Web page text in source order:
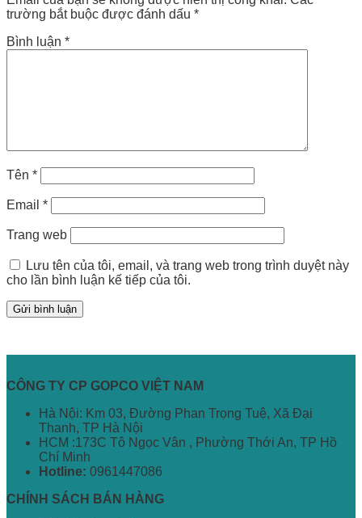
trường bắt buộc được đánh dấu *
Bình luận *
Tên *
Email *
Trang web
Lưu tên của tôi, email, và trang web trong trình duyệt này
cho lần bình luận kế tiếp của tôi.
CÔNG TY CP GOPCO VIỆT NAM
Hà Nội: Km 03, Đường Phan Trọng Tuệ, Xã Đại
Thanh, TP Hà Nội
HCM :173C Tô Ngọc Vân , Phường Thới An, TP Hồ
Chí Minh
Hotline: 0961447086
CHÍNH SÁCH BÁN HÀNG